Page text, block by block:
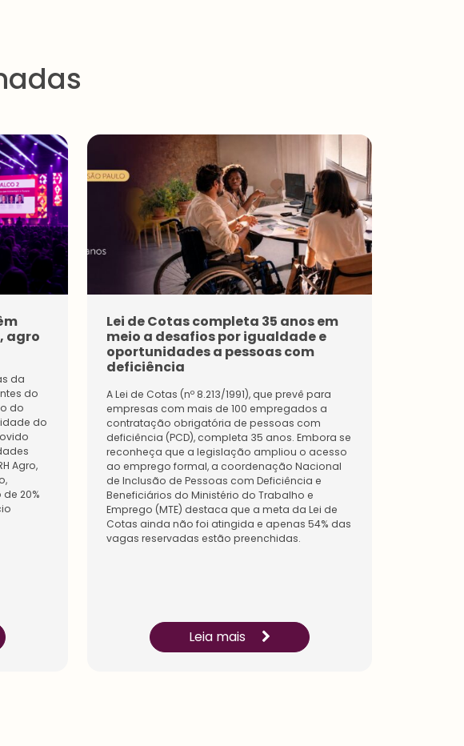
agro
da
do
do
do
Agro,
20%
Lei de Cotas completa 35 anos em
meio a desafios por igualdade e
oportunidades a pessoas com
deficiência
A Lei de Cotas (nº 8.213/1991), que prevê para
empresas com mais de 100 empregados a
contratação obrigatória de pessoas com
deficiência (PCD), completa 35 anos. Embora se
reconheça que a legislação ampliou o acesso
ao emprego formal, a coordenação Nacional
de Inclusão de Pessoas com Deficiência e
Beneficiários do Ministério do Trabalho e
Emprego (MTE) destaca que a meta da Lei de
Cotas ainda não foi atingida e apenas 54% das
vagas reservadas estão preenchidas.
Leia mais
Pessoa
Física
Premium
Tenha
acesso
s
Pessoa
Jurídica
ça o
seu
negóci
o e
parte
da
maior
comun
idade
de
Recurs
os
Human
os.
Conhe
empre
sas.
Pessoa
Jurídica
Premium
Tenha
acesso
s
vos e
diferen
ciados
comun
idade
de
Recurs
os
Human
os.
Conhe
ça os
benefí
cios
Saia
na
frente